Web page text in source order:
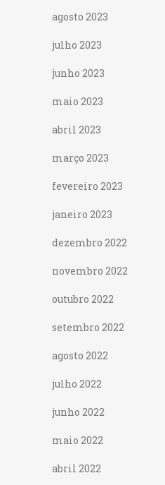
agosto 2023
julho 2023
junho 2023
maio 2023
abril 2023
março 2023
fevereiro 2023
janeiro 2023
dezembro 2022
novembro 2022
outubro 2022
setembro 2022
agosto 2022
julho 2022
junho 2022
maio 2022
abril 2022